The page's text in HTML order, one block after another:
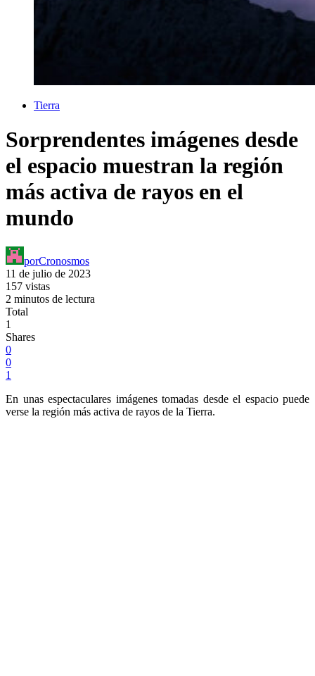
Tierra
Sorprendentes imágenes desde
el espacio muestran la región
más activa de rayos en el
mundo
porCronosmos
11 de julio de 2023
157 vistas
2 minutos de lectura
Total
1
Shares
0
0
1
En unas espectaculares imágenes tomadas desde el espacio puede
verse la región más activa de rayos de la Tierra.